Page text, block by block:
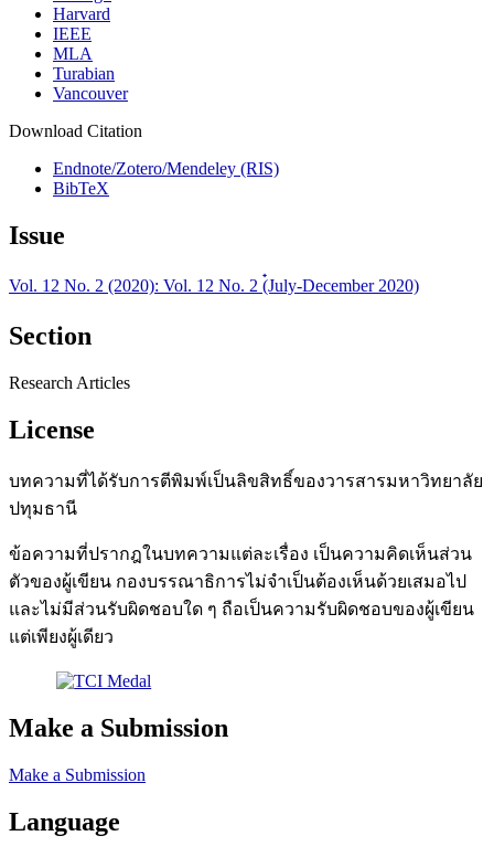
Harvard
IEEE
MLA
Turabian
Vancouver
Download Citation
Endnote/Zotero/Mendeley (RIS)
BibTeX
Issue
Vol. 12 No. 2 (2020): Vol. 12 No. 2 (๋July-December 2020)
Section
Research Articles
License
บทความที่ได้รับการตีพิมพ์เป็นลิขสิทธิ์ของวารสารมหาวิทยาลัย
ปทุมธานี
ข้อความที่ปรากฎในบทความแต่ละเรื่อง เป็นความคิดเห็นส่วน
ตัวของผู้เขียน กองบรรณาธิการไม่จำเป็นต้องเห็นด้วยเสมอไป
และไม่มีส่วนรับผิดชอบใด ๆ ถือเป็นความรับผิดชอบของผู้เขียน
แต่เพียงผู้เดียว
Make a Submission
Make a Submission
Language